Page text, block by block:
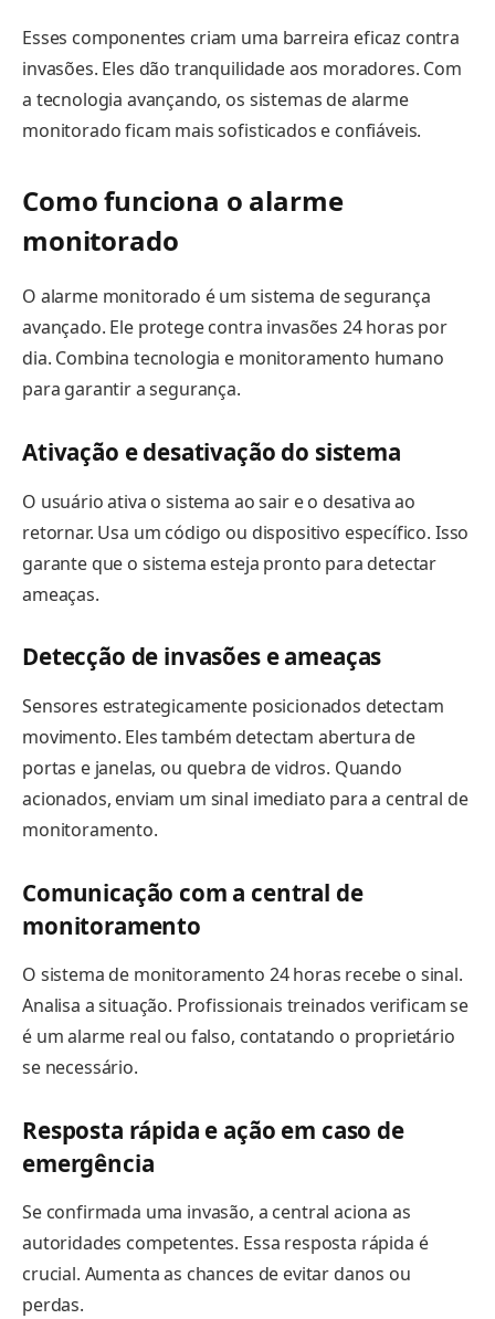
Esses componentes criam uma barreira eficaz contra
invasões. Eles dão tranquilidade aos moradores. Com
a tecnologia avançando, os sistemas de alarme
monitorado ficam mais sofisticados e confiáveis.
Como funciona o alarme
monitorado
O alarme monitorado é um sistema de segurança
avançado. Ele protege contra invasões 24 horas por
dia. Combina tecnologia e monitoramento humano
para garantir a segurança.
Ativação e desativação do sistema
O usuário ativa o sistema ao sair e o desativa ao
retornar. Usa um código ou dispositivo específico. Isso
garante que o sistema esteja pronto para detectar
ameaças.
Detecção de invasões e ameaças
Sensores estrategicamente posicionados detectam
movimento. Eles também detectam abertura de
portas e janelas, ou quebra de vidros. Quando
acionados, enviam um sinal imediato para a central de
monitoramento.
Comunicação com a central de
monitoramento
O sistema de monitoramento 24 horas recebe o sinal.
Analisa a situação. Profissionais treinados verificam se
é um alarme real ou falso, contatando o proprietário
se necessário.
Resposta rápida e ação em caso de
emergência
Se confirmada uma invasão, a central aciona as
autoridades competentes. Essa resposta rápida é
crucial. Aumenta as chances de evitar danos ou
perdas.